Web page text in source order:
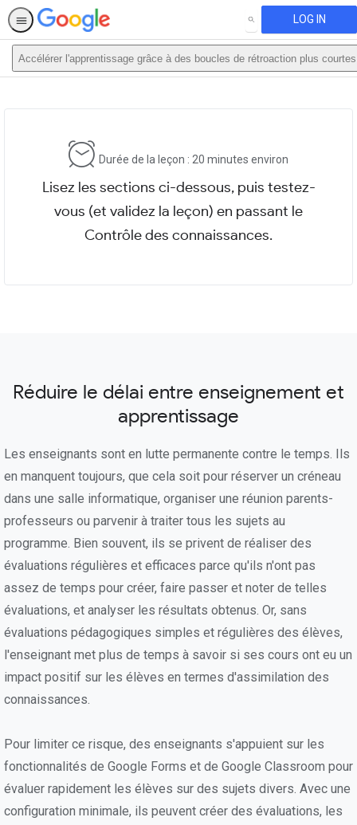
SEARCH LOG IN
Accélérer l'apprentissage grâce à des boucles de rétroaction plus courtes
Durée de la leçon : 20 minutes environ
Lisez les sections ci-dessous, puis testez-
vous (et validez la leçon) en passant le
Contrôle des connaissances.
Réduire le délai entre enseignement et
apprentissage
Les enseignants sont en lutte permanente contre le temps. Ils
en manquent toujours, que cela soit pour réserver un créneau
dans une salle informatique, organiser une réunion parents-
professeurs ou parvenir à traiter tous les sujets au
programme. Bien souvent, ils se privent de réaliser des
évaluations régulières et efficaces parce qu'ils n'ont pas
assez de temps pour créer, faire passer et noter de telles
évaluations, et analyser les résultats obtenus. Or, sans
évaluations pédagogiques simples et régulières des élèves,
l'enseignant met plus de temps à savoir si ses cours ont eu un
impact positif sur les élèves en termes d'assimilation des
connaissances.
Pour limiter ce risque, des enseignants s'appuient sur les
fonctionnalités de Google Forms et de Google Classroom pour
évaluer rapidement les élèves sur des sujets divers. Avec une
configuration minimale, ils peuvent créer des évaluations, les